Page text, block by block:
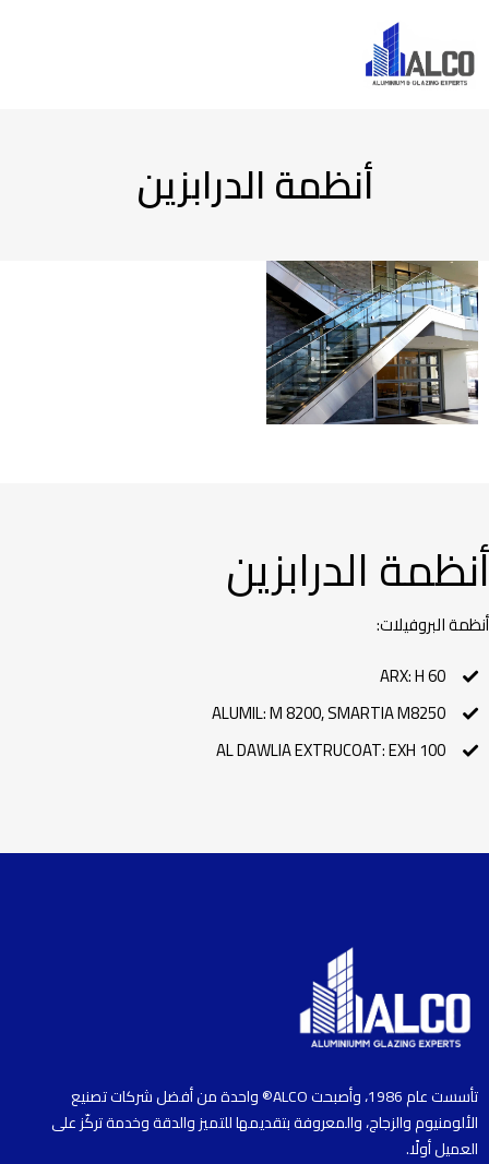
أنظمة الدرابزين
الدرابزين
البروفيلات:
ARX: H 60
ALUMIL: M 8200, SMARTIA M8250
AL DAWLIA EXTRUCOAT: EXH 100
تأسست عام 1986، وأصبحت ALCO® واحدة من أفضل شركات تصنيع
الألومنيوم والزجاج، والمعروفة بتقديمها للتميز والدقة وخدمة تركّز على
العميل أولًا.